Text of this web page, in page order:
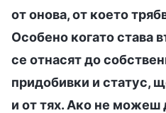
от онова, от което
Особено когато става
се отнасят до
придобивки и статус,
и от тях. Ако не можеш